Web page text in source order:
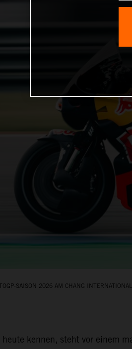
SAISON 2026 AM CHANG
heute kennen, steht vor einem